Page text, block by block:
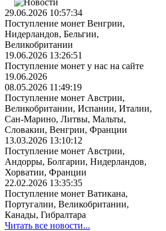
29.06.2026 10:57:34
Поступление монет Венгрии,
Нидерландов, Бельгии,
Великобритании
19.06.2026 13:26:51
Поступление монет у нас на сайте
19.06.2026
08.05.2026 11:49:19
Поступление монет Австрии,
Великобритании, Испании, Италии,
Сан-Марино, Литвы, Мальты,
Словакии, Венгрии, Франции
13.03.2026 13:10:12
Поступление монет Австрии,
Андорры, Болгарии, Нидерландов,
Хорватии, Франции
22.02.2026 13:35:35
Поступление монет Ватикана,
Португалии, Великобритании,
Канады, Гибралтара
Читать все новости...